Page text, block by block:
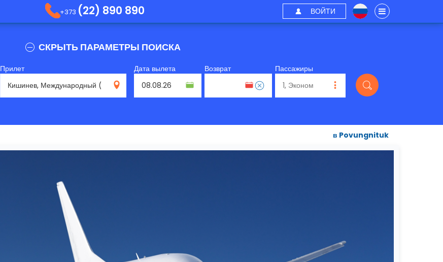
+373 (22) 890 890 ВОЙТИ
СКРЫТЬ ПАРАМЕТРЫ ПОИСКА
Прилет
RMO
Дата вылета Возврат Пассажиры
в Povungnituk